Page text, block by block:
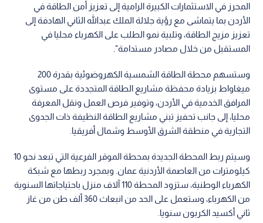
المحرز في الاستثمارات الكبيرة الرامية إلى تعزيز أمن الطاقة في
الأردن بما يتماشى مع رؤية جلالة الملك عبدالله الثاني الهادفة إلى
تعزيز مزيج الطاقة، وتلبية نمو الطلب على الكهرباء محليا في
المستقبل من خلال مصادر مستدامة".
وستسهم محطة الطاقة الشمسية الكهروضوئية بقدرة 200
ميغاواط بزيادة محفظة مشاريع الطاقة المتجددة على مستوى
المرافق الخدمية في الأردن، وتوفير فرص العمل ونقل المعرفة
محليا، إلى جانب تحفيز تبني مشاريع الطاقة النظيفة ذات الجدوى
التجارية في منطقة الشرق الأوسط وشمال أفريقيا.
وسيتم ربط المحطة الجديدة بمحطة الموقر الفرعية التي تبعد نحو 10
كيلومترات من العاصمة الأردنية عمان. وبمجرد ربطها مع شبكة
الكهرباء الوطنية، ستزود المحطة 110 آلاف منزل باحتياجاتها السنوية
من الكهرباء، وستعمل على الحد من انبعاث 360 ألف طن من غاز
ثاني أكسيد الكربون سنويا.